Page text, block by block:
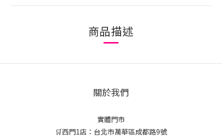
商品描述
關於我們
實體門市
🛒西門1店：台北市萬華區成都路9號